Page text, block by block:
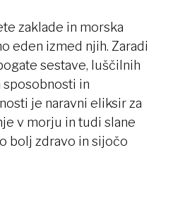
zaklade in morska
eden izmed njih. Zaradi
sestave, luščilnih
sposobnosti in
je naravni eliksir za
v morju in tudi slane
bolj zdravo in sijočo